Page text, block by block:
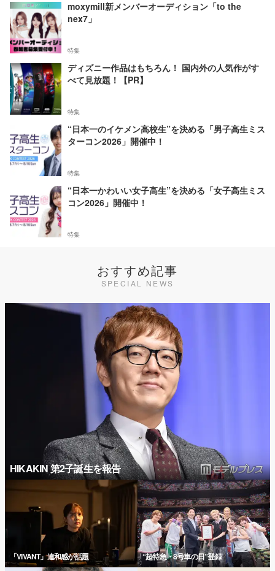
moxymill新メンバーオーディション「to the
nex7」
特集
ディズニー作品はもちろん！ 国内外の人気作がす
べて見放題！【PR】
特集
“日本一のイケメン高校生”を決める「男子高生ミス
ターコン2026」開催中！
特集
“日本一かわいい女子高生”を決める「女子高生ミス
コン2026」開催中！
特集
おすすめ記事
SPECIAL NEWS
HIKAKIN 第2子誕生を報告
「VIVANT」違和感が話題 “超特急・8号車の日”登録